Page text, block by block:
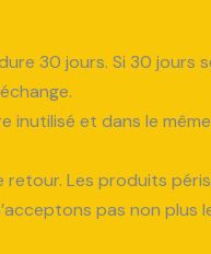
30 jours. Si 30 jours
et dans le
Les produits
pas non plus